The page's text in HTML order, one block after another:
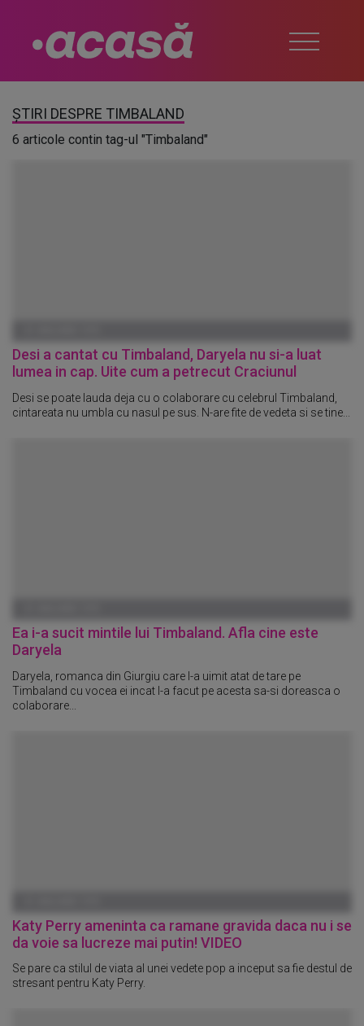
ȘTIRI DESPRE TIMBALAND
6 articole contin tag-ul "Timbaland"
Desi a cantat cu Timbaland, Daryela nu si-a luat
lumea in cap. Uite cum a petrecut Craciunul
Desi se poate lauda deja cu o colaborare cu celebrul Timbaland,
cintareata nu umbla cu nasul pe sus. N-are fite de vedeta si se tine...
Ea i-a sucit mintile lui Timbaland. Afla cine este
Daryela
Daryela, romanca din Giurgiu care l-a uimit atat de tare pe
Timbaland cu vocea ei incat l-a facut pe acesta sa-si doreasca o
colaborare...
Katy Perry ameninta ca ramane gravida daca nu i se
da voie sa lucreze mai putin! VIDEO
Se pare ca stilul de viata al unei vedete pop a inceput sa fie destul de
stresant pentru Katy Perry.